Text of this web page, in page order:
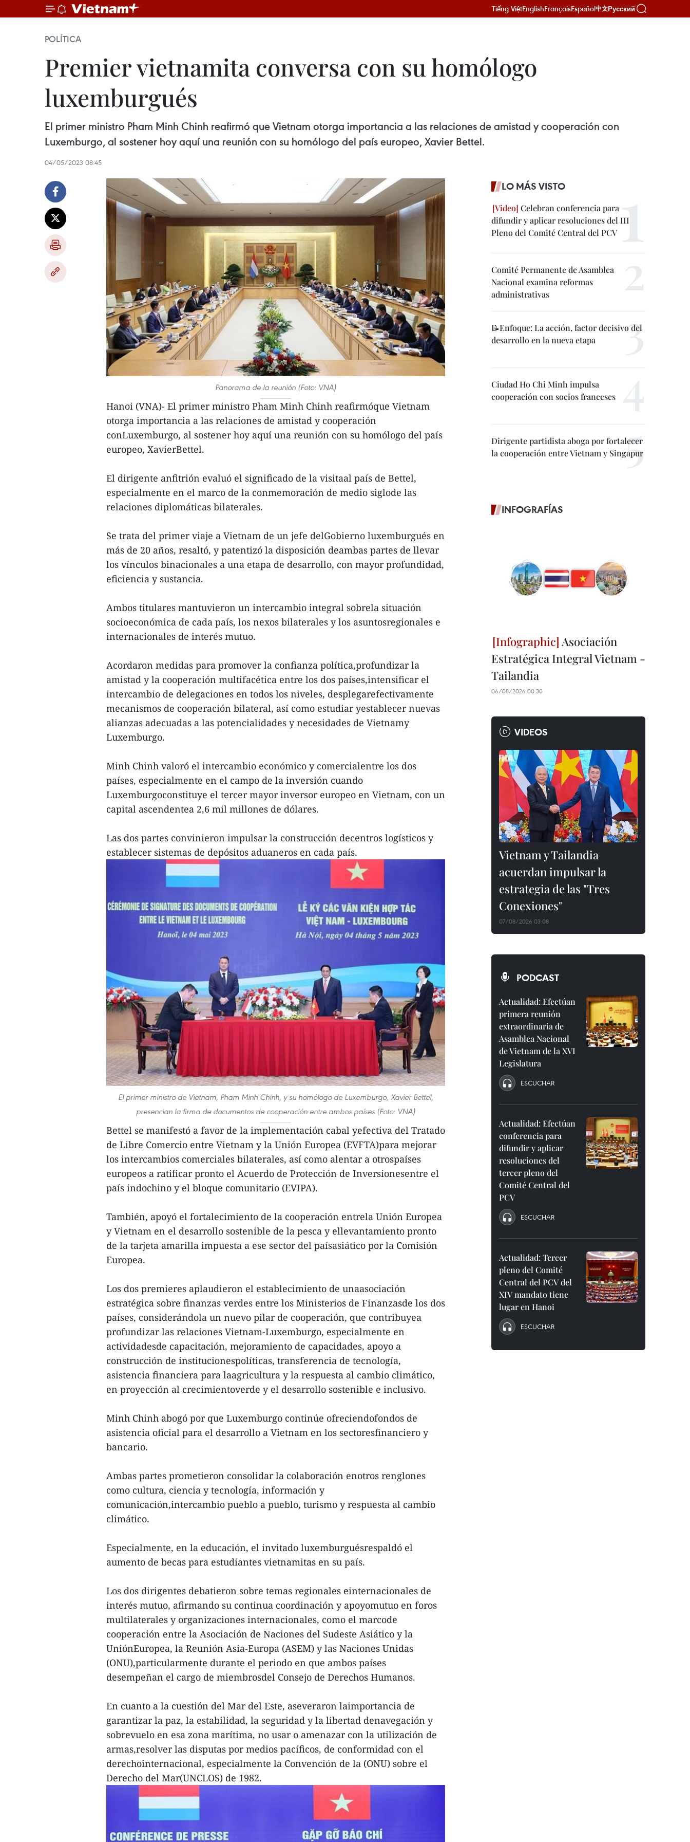
Tiếng ViệtEnglishFrançaisEspañol中文Русский
POLÍTICA
Premier vietnamita conversa con su homólogo
luxemburgués
El primer ministro Pham Minh Chinh reafirmó que Vietnam otorga importancia a las relaciones de amistad y cooperación con
Luxemburgo, al sostener hoy aquí una reunión con su homólogo del país europeo, Xavier Bettel.
04/05/2023 08:45
Panorama de la reunión (Foto: VNA)
Hanoi (VNA)- El primer ministro Pham Minh Chinh reafirmóque Vietnam
otorga importancia a las relaciones de amistad y cooperación
conLuxemburgo, al sostener hoy aquí una reunión con su homólogo del país
europeo, XavierBettel.
El dirigente anfitrión evaluó el significado de la visitaal país de Bettel,
especialmente en el marco de la conmemoración de medio siglode las
relaciones diplomáticas bilaterales.
Se trata del primer viaje a Vietnam de un jefe delGobierno luxemburgués en
más de 20 años, resaltó, y patentizó la disposición deambas partes de llevar
los vínculos binacionales a una etapa de desarrollo, con mayor profundidad,
eficiencia y sustancia.
Ambos titulares mantuvieron un intercambio integral sobrela situación
socioeconómica de cada país, los nexos bilaterales y los asuntosregionales e
internacionales de interés mutuo.
Acordaron medidas para promover la confianza política,profundizar la
amistad y la cooperación multifacética entre los dos países,intensificar el
intercambio de delegaciones en todos los niveles, desplegarefectivamente
mecanismos de cooperación bilateral, así como estudiar yestablecer nuevas
alianzas adecuadas a las potencialidades y necesidades de Vietnamy
Luxemburgo.
Minh Chinh valoró el intercambio económico y comercialentre los dos
países, especialmente en el campo de la inversión cuando
Luxemburgoconstituye el tercer mayor inversor europeo en Vietnam, con un
capital ascendentea 2,6 mil millones de dólares.
Las dos partes convinieron impulsar la construcción decentros logísticos y
establecer sistemas de depósitos aduaneros en cada país.
El primer ministro de Vietnam, Pham Minh Chinh, y su homólogo de Luxemburgo, Xavier Bettel,
presencian la firma de documentos de cooperación entre ambos países (Foto: VNA)
Bettel se manifestó a favor de la implementación cabal yefectiva del Tratado
de Libre Comercio entre Vietnam y la Unión Europea (EVFTA)para mejorar
los intercambios comerciales bilaterales, así como alentar a otrospaíses
europeos a ratificar pronto el Acuerdo de Protección de Inversionesentre el
país indochino y el bloque comunitario (EVIPA).
También, apoyó el fortalecimiento de la cooperación entrela Unión Europea
y Vietnam en el desarrollo sostenible de la pesca y ellevantamiento pronto
de la tarjeta amarilla impuesta a ese sector del paísasiático por la Comisión
Europea.
Los dos premieres aplaudieron el establecimiento de unaasociación
estratégica sobre finanzas verdes entre los Ministerios de Finanzasde los dos
países, considerándola un nuevo pilar de cooperación, que contribuyea
profundizar las relaciones Vietnam-Luxemburgo, especialmente en
actividadesde capacitación, mejoramiento de capacidades, apoyo a
construcción de institucionespolíticas, transferencia de tecnología,
asistencia financiera para laagricultura y la respuesta al cambio climático,
en proyección al crecimientoverde y el desarrollo sostenible e inclusivo.
Minh Chinh abogó por que Luxemburgo continúe ofreciendofondos de
asistencia oficial para el desarrollo a Vietnam en los sectoresfinanciero y
bancario.
Ambas partes prometieron consolidar la colaboración enotros renglones
como cultura, ciencia y tecnología, información y
comunicación,intercambio pueblo a pueblo, turismo y respuesta al cambio
climático.
Especialmente, en la educación, el invitado luxemburguésrespaldó el
aumento de becas para estudiantes vietnamitas en su país.
Los dos dirigentes debatieron sobre temas regionales einternacionales de
interés mutuo, afirmando su continua coordinación y apoyomutuo en foros
multilaterales y organizaciones internacionales, como el marcode
cooperación entre la Asociación de Naciones del Sudeste Asiático y la
UniónEuropea, la Reunión Asia-Europa (ASEM) y las Naciones Unidas
(ONU),particularmente durante el periodo en que ambos países
desempeñan el cargo de miembrosdel Consejo de Derechos Humanos.
En cuanto a la cuestión del Mar del Este, aseveraron laimportancia de
garantizar la paz, la estabilidad, la seguridad y la libertad denavegación y
sobrevuelo en esa zona marítima, no usar o amenazar con la utilización de
armas,resolver las disputas por medios pacíficos, de conformidad con el
derechointernacional, especialmente la Convención de la (ONU) sobre el
Derecho del Mar(UNCLOS) de 1982.
LO MÁS VISTO
Celebran conferencia para
difundir y aplicar resoluciones del III
Pleno del Comité Central del PCV
Comité Permanente de Asamblea
Nacional examina reformas
administrativas
📝Enfoque: La acción, factor decisivo del
desarrollo en la nueva etapa
Ciudad Ho Chi Minh impulsa
cooperación con socios franceses
Dirigente partidista aboga por fortalecer
la cooperación entre Vietnam y Singapur
INFOGRAFÍAS
Asociación
Estratégica Integral Vietnam -
Tailandia
06/08/2026 00:30
VIDEOS
Vietnam y Tailandia
acuerdan impulsar la
estrategia de las "Tres
Conexiones"
07/08/2026 03:08
PODCAST
Actualidad: Efectúan
primera reunión
extraordinaria de
Asamblea Nacional
de Vietnam de la XVI
Legislatura
ESCUCHAR
Actualidad: Efectúan
conferencia para
difundir y aplicar
resoluciones del
tercer pleno del
Comité Central del
PCV
ESCUCHAR
Actualidad: Tercer
pleno del Comité
Central del PCV del
XIV mandato tiene
lugar en Hanoi
ESCUCHAR